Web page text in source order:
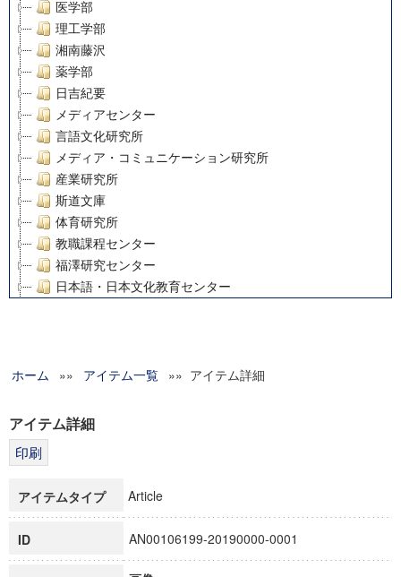
医学部
理工学部
湘南藤沢
薬学部
日吉紀要
メディアセンター
言語文化研究所
メディア・コミュニケーション研究所
産業研究所
斯道文庫
体育研究所
教職課程センター
福澤研究センター
日本語・日本文化教育センター
グローバルリサーチインスティテュート
科学研究費補助金研究成果報告書
博士課程教育リーディングプログラム「超成熟社会発展のサ
ホーム »» アイテム一覧 »» アイテム詳細
アイテム詳細
アイテムタイプ Article
ID AN00106199-20190000-0001